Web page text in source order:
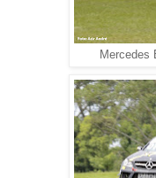
Mercedes